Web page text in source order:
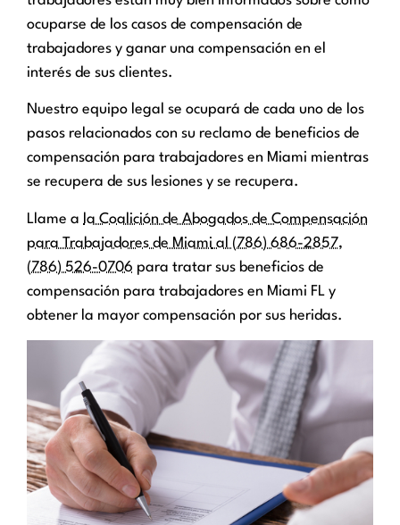
ocuparse de los casos de compensación de
trabajadores y ganar una compensación en el
interés de sus clientes.
Nuestro equipo legal se ocupará de cada uno de los
pasos relacionados con su reclamo de beneficios de
compensación para trabajadores en Miami mientras
se recupera de sus lesiones y se recupera.
Llame a la Coalición de Abogados de Compensación
para Trabajadores de Miami al (786) 686-2857,
(786) 526-0706 para tratar sus beneficios de
compensación para trabajadores en Miami FL y
obtener la mayor compensación por sus heridas.